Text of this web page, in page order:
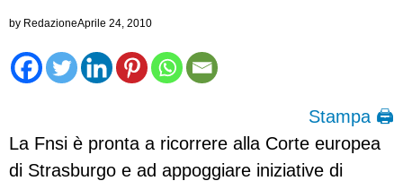
by RedazioneAprile 24, 2010
Stampa 🖨
La Fnsi è pronta a ricorrere alla Corte europea
di Strasburgo e ad appoggiare iniziative di